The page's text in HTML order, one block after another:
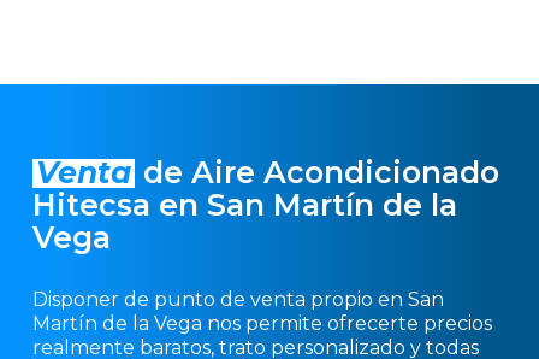
Venta de Aire Acondicionado
Hitecsa en San Martín de la
Vega
Disponer de punto de venta propio en San
Martín de la Vega nos permite ofrecerte precios
realmente baratos, trato personalizado y todas